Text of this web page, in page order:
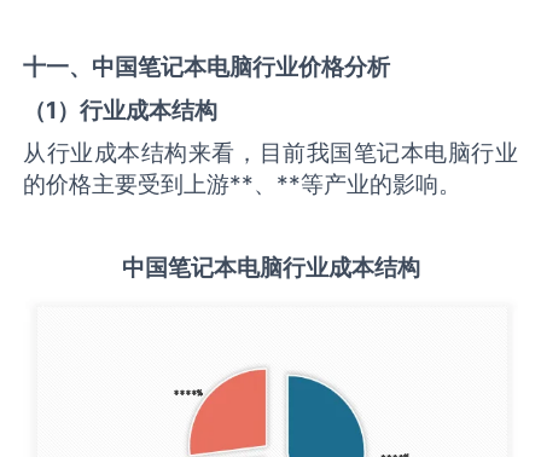
十一、中国笔记本电脑行业价格分析
（1）行业成本结构
从行业成本结构来看，目前我国笔记本电脑行业
的价格主要受到上游**、**等产业的影响。
中国笔记本电脑行业成本结构